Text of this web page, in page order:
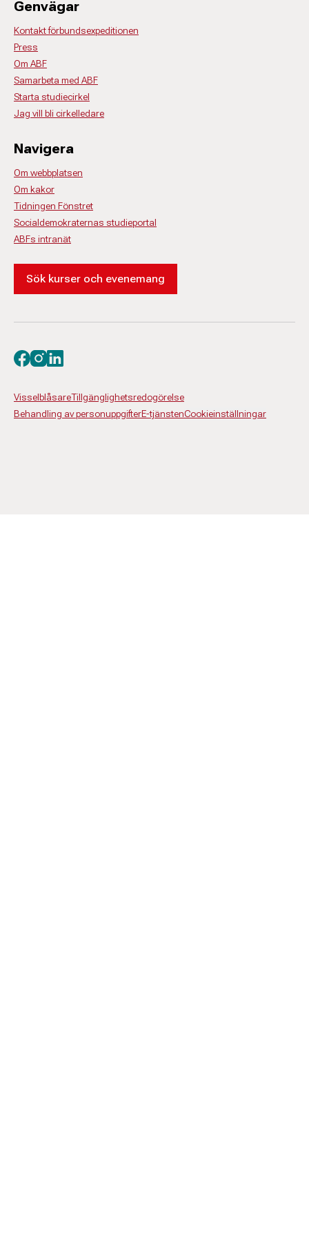
Genvägar
Kontakt förbundsexpeditionen
Press
Om ABF
Samarbeta med ABF
Starta studiecirkel
Jag vill bli cirkelledare
Navigera
Om webbplatsen
Om kakor
Tidningen Fönstret
Socialdemokraternas studieportal
ABFs intranät
Sök kurser och evenemang
VisselblåsareTillgänglighetsredogörelse
Behandling av personuppgifterE-tjänstenCookieinställningar
Besök oss på facebook
Besök oss på instagram
Besök oss på linkedin